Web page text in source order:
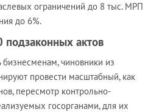
ограничений до 8 тыс. МРП
до 6%.
актов
чиновники из
провести масштабный, как
пересмотр контрольно-
госорганами, для их